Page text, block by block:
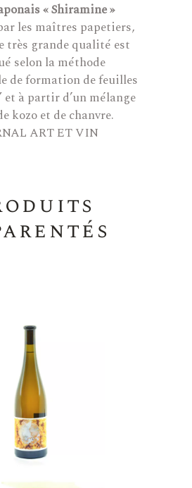
« Shiramine »
les maîtres papetiers,
très grande qualité est
selon la méthode
de formation de feuilles
et à partir d’un mélange
kozo et de chanvre.
ART ET VIN